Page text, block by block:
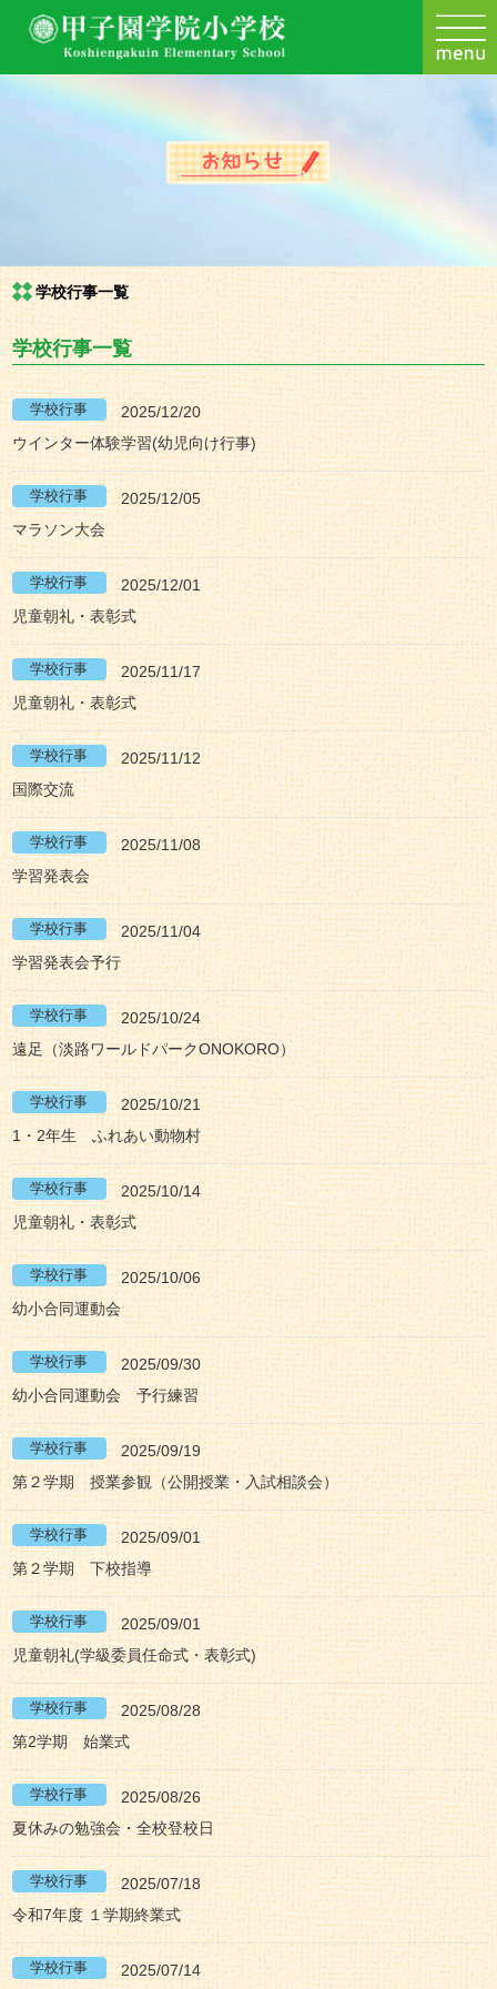
学校行事一覧
学校行事一覧
2025/12/20
ウインター体験学習(幼児向け行事)
2025/12/05
マラソン大会
2025/12/01
児童朝礼・表彰式
2025/11/17
児童朝礼・表彰式
2025/11/12
国際交流
2025/11/08
学習発表会
2025/11/04
学習発表会予行
2025/10/24
遠足（淡路ワールドパークONOKORO）
2025/10/21
1・2年生 ふれあい動物村
2025/10/14
児童朝礼・表彰式
2025/10/06
幼小合同運動会
2025/09/30
幼小合同運動会 予行練習
2025/09/19
第２学期 授業参観（公開授業・入試相談会）
2025/09/01
第２学期 下校指導
2025/09/01
児童朝礼(学級委員任命式・表彰式)
2025/08/28
第2学期 始業式
2025/08/26
夏休みの勉強会・全校登校日
2025/07/18
令和7年度 １学期終業式
2025/07/14